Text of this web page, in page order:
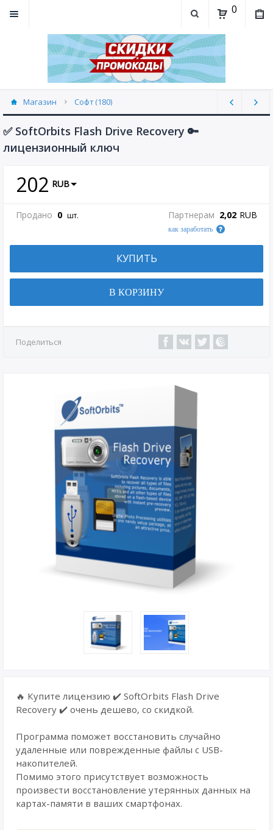
0
Магазин Софт (180)
✅ SoftOrbits Flash Drive Recovery 🔑
лицензионный ключ
202 RUB
Продано 0 шт. Партнерам 2,02 RUB
как заработать
КУПИТЬ
В КОРЗИНУ
Поделиться
🔥 Купите лицензию ✔️ SoftOrbits Flash Drive
Recovery ✔️ очень дешево, со скидкой.
Программа поможет восстановить случайно
удаленные или поврежденные файлы с USB-
накопителей.
Помимо этого присутствует возможность
произвести восстановление утерянных данных на
картах-памяти в ваших смартфонах.